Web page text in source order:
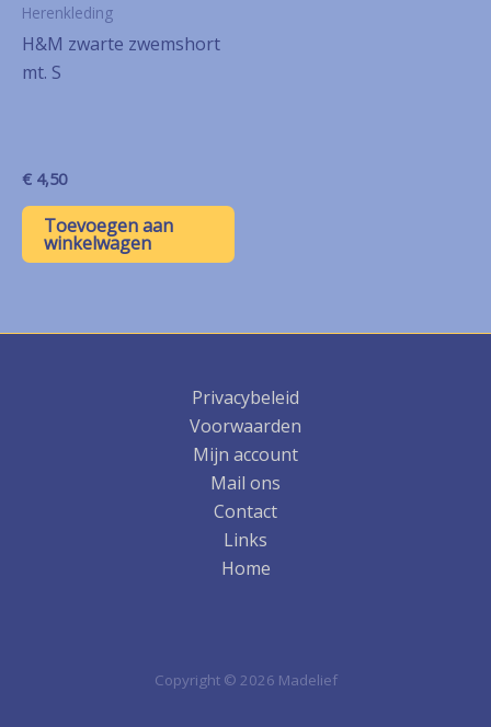
Herenkleding
H&M zwarte zwemshort
mt. S
€ 4,50
Toevoegen aan
winkelwagen
Privacybeleid
Voorwaarden
Mijn account
Mail ons
Contact
Links
Home
Copyright © 2026 Madelief